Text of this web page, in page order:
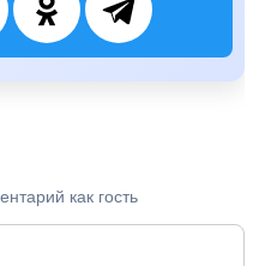
как гость